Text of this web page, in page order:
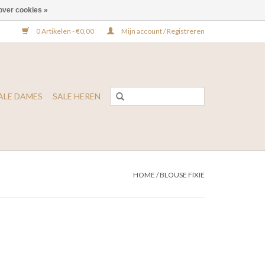
0 Artikelen - €0,00 Mijn account / Registreren
DAMES SALE HEREN
HOME /BLOUSE FIXIE
cookies »